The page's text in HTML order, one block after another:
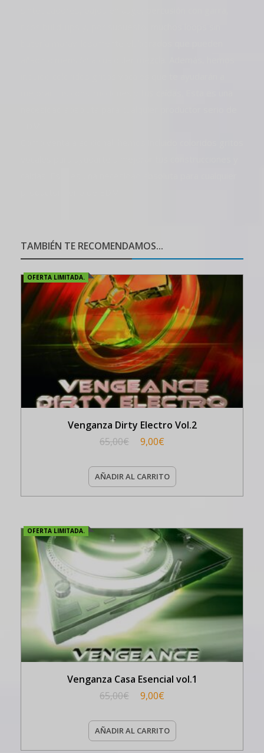
TAMBIÉN TE RECOMENDAMOS...
OFERTA LIMITADA.
Venganza Dirty Electro Vol.2
65,00€ 9,00€
AÑADIR AL CARRITO
OFERTA LIMITADA.
Venganza Casa Esencial vol.1
65,00€ 9,00€
AÑADIR AL CARRITO